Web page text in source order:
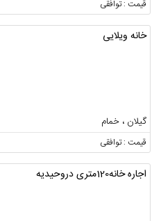
قیمت : توافقی
خانه ویلایی
گیلان ، خمام
قیمت : توافقی
اجاره خانه120متری دروحیدیه